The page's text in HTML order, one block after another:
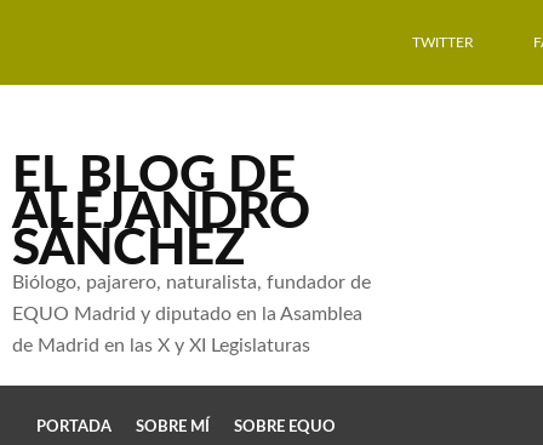
TWITTER
EL BLOG DE
ALEJANDRO
SÁNCHEZ
Biólogo, pajarero, naturalista, fundador de
EQUO Madrid y diputado en la Asamblea
de Madrid en las X y XI Legislaturas
PORTADA SOBRE MÍ SOBRE EQUO